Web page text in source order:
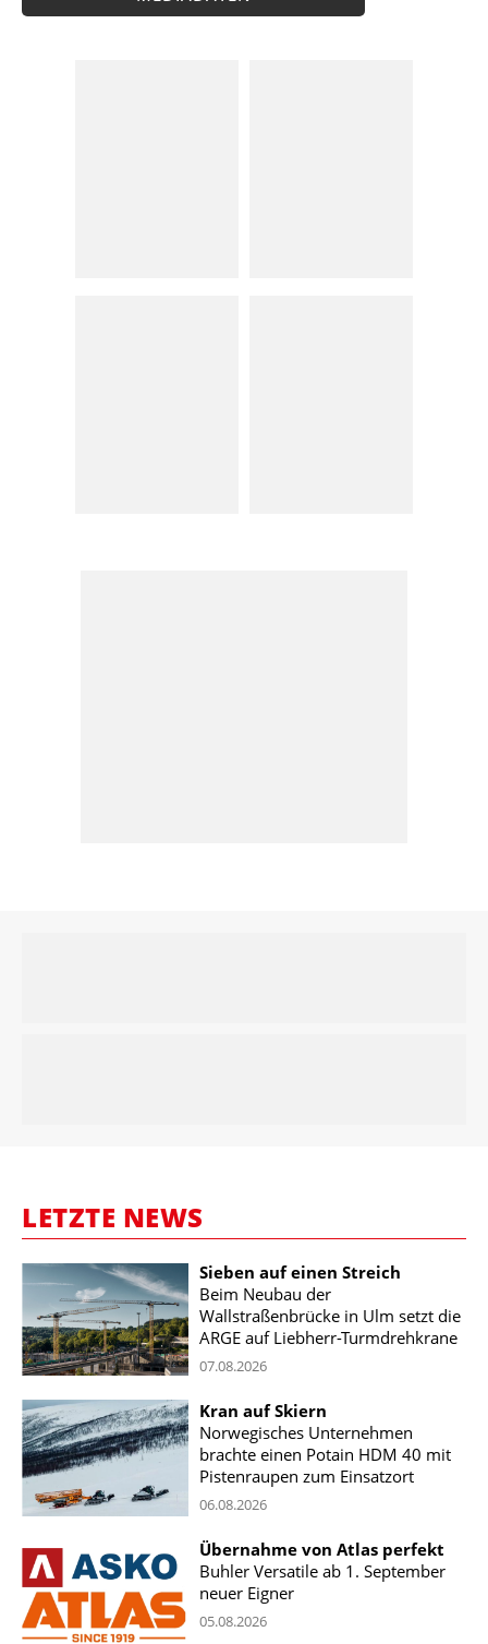
LETZTE NEWS
Sieben auf einen Streich
Beim Neubau der
Wallstraßenbrücke in Ulm setzt die
ARGE auf Liebherr-Turmdrehkrane
07.08.2026
Kran auf Skiern
Norwegisches Unternehmen
brachte einen Potain HDM 40 mit
Pistenraupen zum Einsatzort
06.08.2026
Übernahme von Atlas perfekt
Buhler Versatile ab 1. September
neuer Eigner
05.08.2026